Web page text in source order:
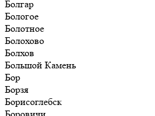
Болгар
Бологое
Болотное
Болохово
Болхов
Большой Камень
Бор
Борзя
Борисоглебск